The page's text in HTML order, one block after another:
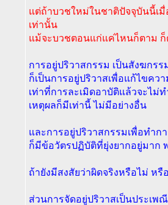
แต่ถ้าบวชใหม่ในชาติปัจจุบันนี้เมื่
เท่านั้น
แม้จะบวชตอนแก่แค่ไหนก็ตาม ก็
การอยู่ปริวาสกรรม เป็นสังฆกร
ก็เป็นการอยู่ปริวาสเพื่อแก้ไขคว
เท่าที่การละเมิดอาบัติแล้วจะไ
เหตุผลก็มีเท่านี้ ไม่มีอย่างอื่น
และการอยู่ปริวาสกรรมเพื่อทำก
ก็มีข้อวัตรปฏิบัติที่ยุ่งยากอยู่มาก
ถ้ายังมีสงสัยว่าผิดจริงหรือไม่ ห
ส่วนการจัดอยู่ปริวาสเป็นประเ